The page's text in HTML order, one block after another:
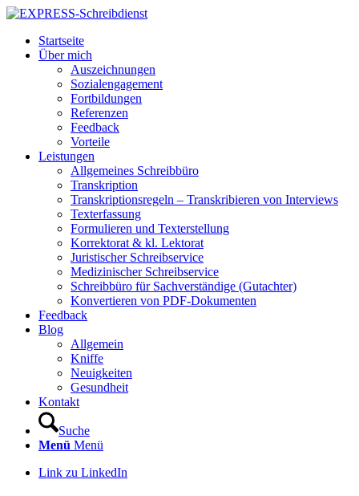
Startseite
Über mich
Auszeichnungen
Sozialengagement
Fortbildungen
Referenzen
Feedback
Vorteile
Leistungen
Allgemeines Schreibbüro
Transkription
Transkriptionsregeln – Transkribieren von Interviews
Texterfassung
Formulieren und Texterstellung
Korrektorat & kl. Lektorat
Juristischer Schreibservice
Medizinischer Schreibservice
Schreibbüro für Sachverständige (Gutachter)
Konvertieren von PDF-Dokumenten
Feedback
Blog
Allgemein
Kniffe
Neuigkeiten
Gesundheit
Kontakt
Suche
Menü Menü
Link zu LinkedIn